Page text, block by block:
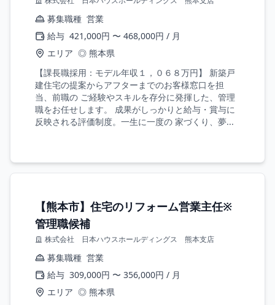
募集職種 営業
給与 421,000円 〜 468,000円 / 月
エリア ◎ 熊本県
【課長職採用：モデル年収１，０６８万円】 新築戸
建住宅の提案からアフターまでのお客様窓口を担
当、前職の ご経験やスキルを存分に発揮した、管理
職をお任せします。 成果がしっかりと給与・賞与に
反映される評価制度。一生に一度の 家づくり、夢...
【熊本市】住宅のリフォーム営業主任※
管理職候補
株式会社 日本ハウスホールディングス 熊本支店
募集職種 営業
給与 309,000円 〜 356,000円 / 月
エリア ◎ 熊本県